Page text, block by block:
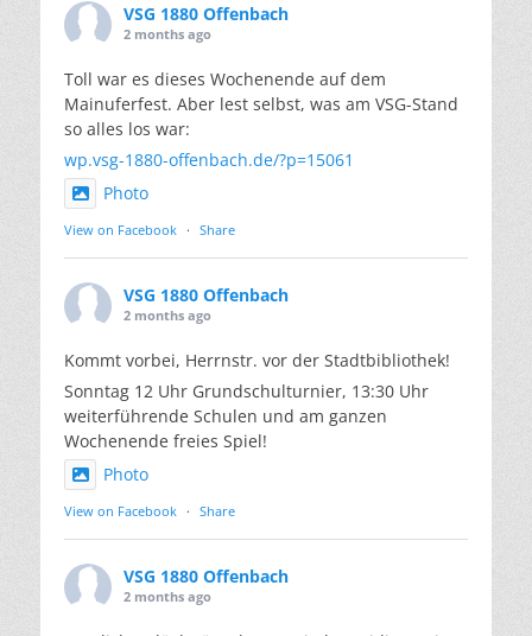
VSG 1880 Offenbach
2 months ago
Toll war es dieses Wochenende auf dem
Mainuferfest. Aber lest selbst, was am VSG-Stand
so alles los war:
wp.vsg-1880-offenbach.de/?p=15061
Photo
View on Facebook · Share
VSG 1880 Offenbach
2 months ago
Kommt vorbei, Herrnstr. vor der Stadtbibliothek!
Sonntag 12 Uhr Grundschulturnier, 13:30 Uhr
weiterführende Schulen und am ganzen
Wochenende freies Spiel!
Photo
View on Facebook · Share
VSG 1880 Offenbach
2 months ago